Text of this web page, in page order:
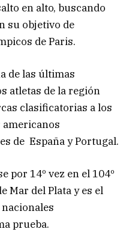
en alto, buscando
su objetivo de
de Paris.
de las últimas
atletas de la región
clasificatorias a los
americanos
de España y Portugal.
por 14º vez en el 104º
Mar del Plata y es el
prueba.